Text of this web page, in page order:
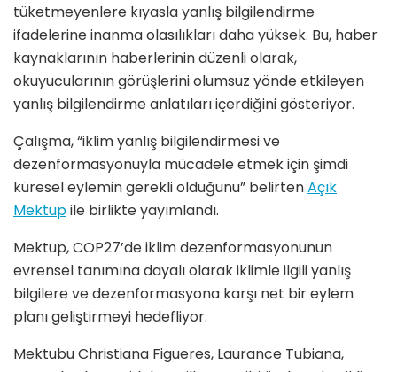
tüketmeyenlere kıyasla yanlış bilgilendirme
ifadelerine inanma olasılıkları daha yüksek. Bu, haber
kaynaklarının haberlerinin düzenli olarak,
okuyucularının görüşlerini olumsuz yönde etkileyen
yanlış bilgilendirme anlatıları içerdiğini gösteriyor.
Çalışma, “iklim yanlış bilgilendirmesi ve
dezenformasyonuyla mücadele etmek için şimdi
küresel eylemin gerekli olduğunu” belirtenAçık
Mektupile birlikte yayımlandı.
Mektup, COP27’de iklim dezenformasyonunun
evrensel tanımına dayalı olarak iklimle ilgili yanlış
bilgilere ve dezenformasyona karşı net bir eylem
planı geliştirmeyi hedefliyor.
Mektubu Christiana Figueres, Laurance Tubiana,